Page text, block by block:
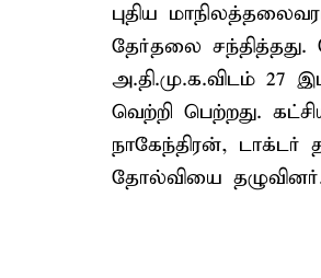
புதிய
தேர்தலை
அ.தி.மு.க.விடம் 27
வெற்றி பெற்றது.
நாகேந்திரன், டாக்டர்
தோல்வியை